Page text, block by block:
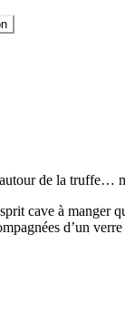
de la truffe…
cave à manger
d’un